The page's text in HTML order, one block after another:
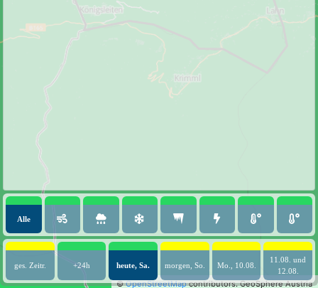
©OpenStreetMapcontributors. GeoSphere Austria
Alle
ges. Zeitr. +24h heute, Sa. morgen, So. Mo., 10.08.
11.08. und
12.08.